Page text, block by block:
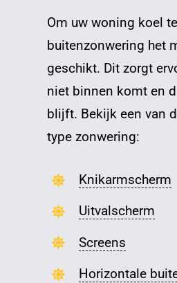
Om uw woning koel
buitenzonwering het
geschikt. Dit zorgt
niet binnen komt en
blijft. Bekijk een van
type zonwering:
Knikarmscherm
Uitvalscherm
Screens
Horizontale